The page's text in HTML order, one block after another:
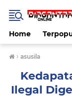
Home
› asusila
Ilegal